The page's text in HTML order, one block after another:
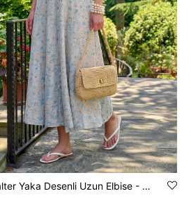
Kadın Halter Yaka Desenli Uzun Elbise - Mavi